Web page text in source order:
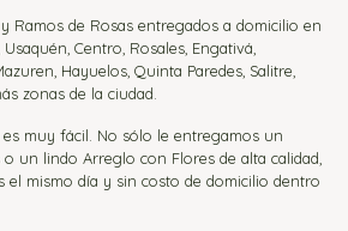
Ramos de Rosas entregados a domicilio en
Centro, Rosales, Engativá,
Hayuelos, Quinta Paredes, Salitre,
zonas de la ciudad.
muy fácil. No sólo le entregamos un
un lindo Arreglo con Flores de alta calidad,
el mismo día y sin costo de domicilio dentro